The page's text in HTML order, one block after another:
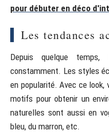
pour débuter en déco
Les tendances
Depuis quelque temps,
constamment. Les styles
en popularité. Avec ce look,
motifs pour obtenir un
naturelles sont aussi en
bleu, du marron, etc.